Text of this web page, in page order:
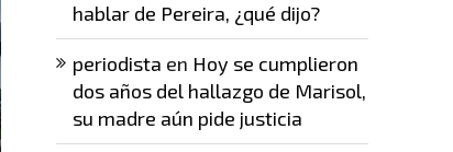
hablar de Pereira, ¿qué dijo?
periodista en Hoy se cumplieron
dos años del hallazgo de Marisol,
su madre aún pide justicia